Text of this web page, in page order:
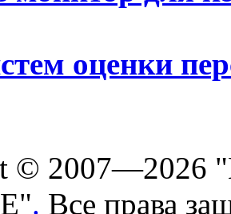
оценки
© 2007—2026
. Все права